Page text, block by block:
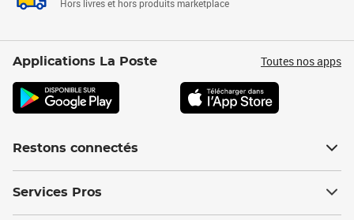
Hors livres et hors produits marketplace
Applications La Poste Toutes nos apps
Restons connectés
Services Pros